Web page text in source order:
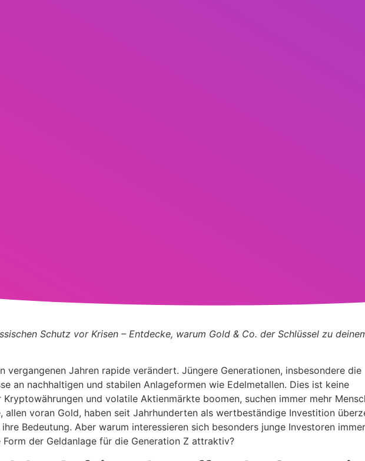
Schutz vor Krisen – Entdecke, warum Gold & Co. der Schlüssel zu
vergangenen Jahren rapide verändert. Jüngere Generationen, insbesondere die
an nachhaltigen und stabilen Anlageformen wie Edelmetallen. Dies ist keine
und volatile Aktienmärkte boomen, suchen immer mehr
allen voran Gold, haben seit Jahrhunderten als wertbeständige Investition
Bedeutung. Aber warum interessieren sich besonders junge Investoren
der Geldanlage für die Generation Z attraktiv?